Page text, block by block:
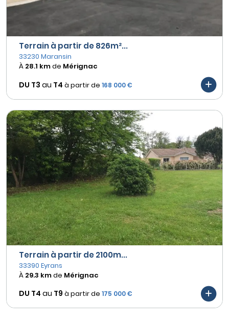
Terrain à partir de 826m²...
33230 Maransin
À 28.1 kmde Mérignac
DU T3 au T4 à partir de 168 000 €
Terrain à partir de 2100m...
33390 Eyrans
À 29.3 kmde Mérignac
DU T4 au T9 à partir de 175 000 €